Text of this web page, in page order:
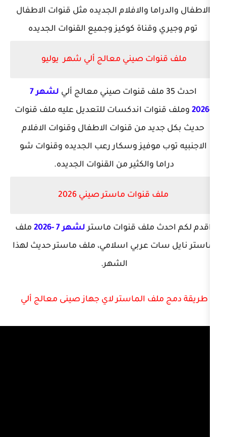
والافلام الجديده مثل قنوات الاطفال
كوكيز وجميع القنوات الجديده
صيني معالج ألي شهر يوليو
لشهر 7
اندكسات للتعديل عليه ملف قنوات
من قنوات الاطفال وقنوات الافلام
موفيز وسكار رعب الجديده وقنوات شو
والكثير من القنوات الجديده.
قنوات ماستر صيني 2026
ملف قنوات ماسترلشهر 7 -2026
ملف
عربي اسلامي، ملف ماستر حديث لهذا
الماستر لاي جهاز صينى معالج ألي